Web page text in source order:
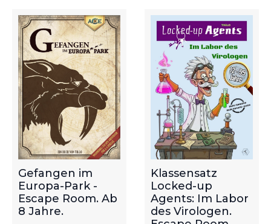
Gefangen im
Europa-Park -
Escape Room. Ab
8 Jahre.
Klassensatz
Locked-up
Agents: Im Labor
des Virologen.